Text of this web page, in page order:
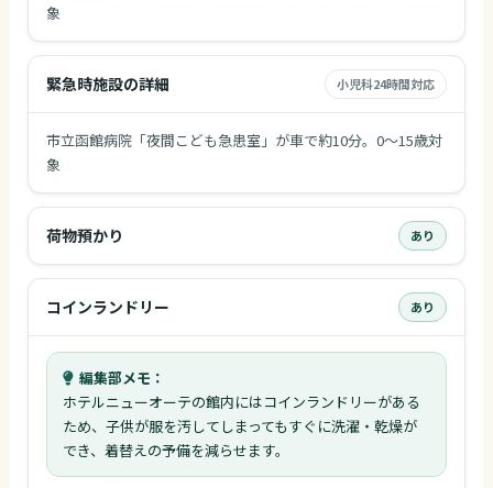
象
緊急時施設の詳細 小児科24時間対応
市立函館病院「夜間こども急患室」が車で約10分。0～15歳対
象
荷物預かり あり
コインランドリー あり
編集部メモ：
ホテルニューオーテの館内にはコインランドリーがある
ため、子供が服を汚してしまってもすぐに洗濯・乾燥が
でき、着替えの予備を減らせます。